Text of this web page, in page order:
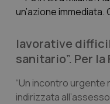
lavorative
sanitario”. Per
“Un incontro urgente
indirizzata